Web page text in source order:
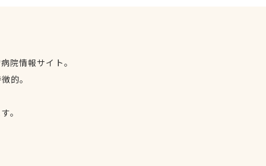
院情報サイト。
的。
。